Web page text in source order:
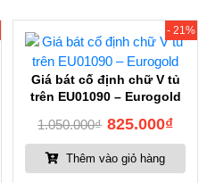
- 21%
Giá bát cố định chữ V tủ
trên EU01090 – Eurogold
1.050.000₫ 825.000₫
Thêm vào giỏ hàng